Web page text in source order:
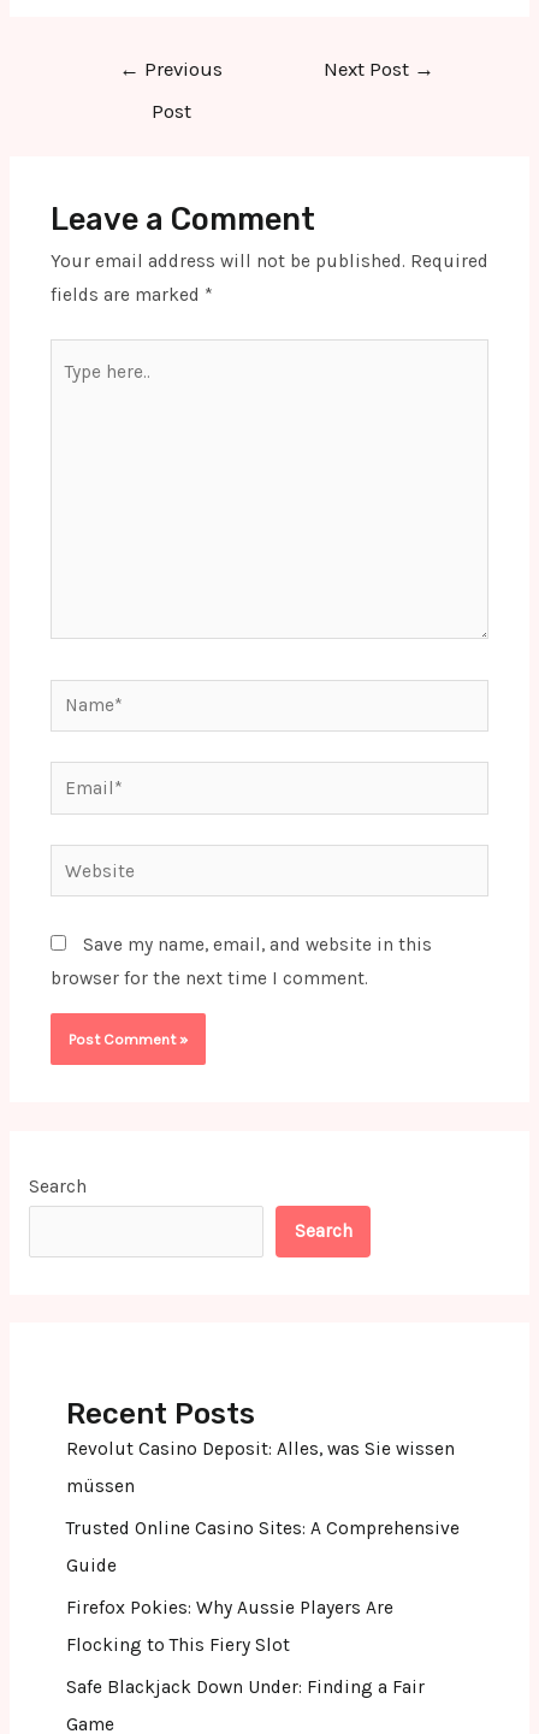
← Previous
Post
Next Post →
Leave a Comment
Your email address will not be published. Required
fields are marked *
here..
Name*
Email*
Website
Save my name, email, and website in this
browser for the next time I comment.
Search
Search
Recent Posts
Revolut Casino Deposit: Alles, was Sie wissen
müssen
Trusted Online Casino Sites: A Comprehensive
Guide
Firefox Pokies: Why Aussie Players Are
Flocking to This Fiery Slot
Safe Blackjack Down Under: Finding a Fair
Game